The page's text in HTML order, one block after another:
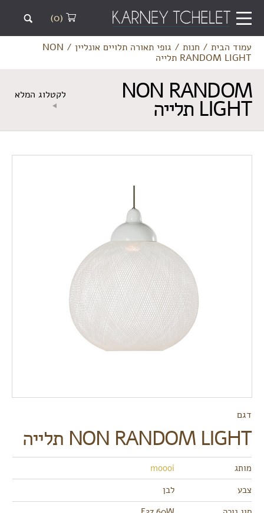
(0)
עמוד הבית/ חנות/ גופי תאורה תלויים אונליין/
NON
RANDOM LIGHT תלייה
NON RANDOM
LIGHT תלייה לקטלוג המלא
דגם
NON RANDOM LIGHT תלייה
מותג
moooi
צבע
לבן